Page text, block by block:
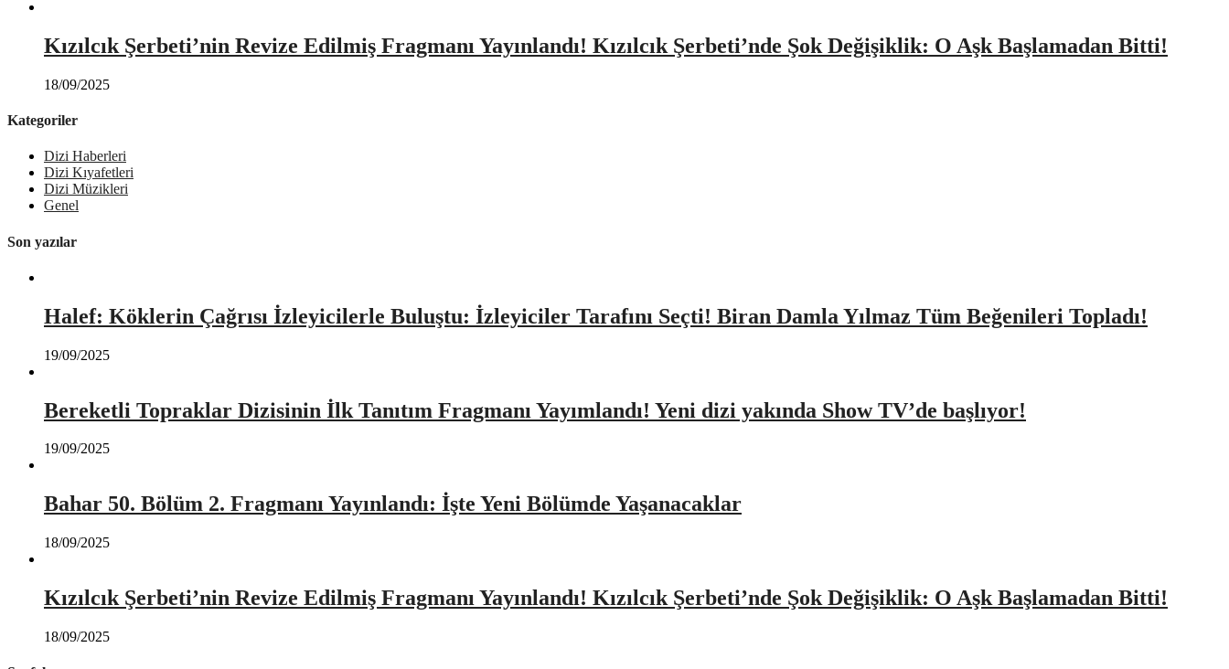
Kızılcık Şerbeti’nin Revize Edilmiş Fragmanı Yayınlandı! Kızılcık Şerbeti’nde Şok Değişiklik: O Aşk Başlamadan Bitti!
18/09/2025
Kategoriler
Dizi Haberleri
Dizi Kıyafetleri
Dizi Müzikleri
Genel
Son yazılar
Halef: Köklerin Çağrısı İzleyicilerle Buluştu: İzleyiciler Tarafını Seçti! Biran Damla Yılmaz Tüm Beğenileri Topladı!
19/09/2025
Bereketli Topraklar Dizisinin İlk Tanıtım Fragmanı Yayımlandı! Yeni dizi yakında Show TV’de başlıyor!
19/09/2025
Bahar 50. Bölüm 2. Fragmanı Yayınlandı: İşte Yeni Bölümde Yaşanacaklar
18/09/2025
Kızılcık Şerbeti’nin Revize Edilmiş Fragmanı Yayınlandı! Kızılcık Şerbeti’nde Şok Değişiklik: O Aşk Başlamadan Bitti!
18/09/2025